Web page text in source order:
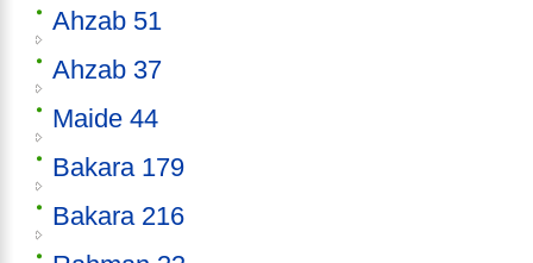
Ahzab 51
Ahzab 37
Maide 44
Bakara 179
Bakara 216